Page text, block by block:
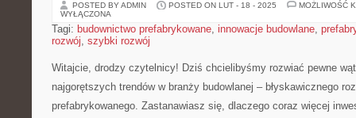
POSTED BY ADMIN POSTED ON LUT - 18 - 2025
MOŻLIWOŚĆ
WYŁĄCZONA
Tagi: budownictwo prefabrykowane, innowacje budowlane,
rozwój, szybki rozwój
Witajcie, drodzy czytelnicy! ‍Dziś chcielibyśmy rozwiać pewne⁣
najgorętszych trendów w branży budowlanej – błyskawicznego
⁢prefabrykowanego. Zastanawiasz się, dlaczego coraz ‍więcej